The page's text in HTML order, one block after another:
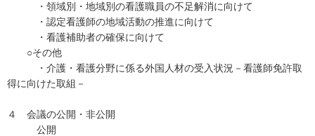
・領域別・地域別の看護職員の不足解消に向けて
・認定看護師の地域活動の推進に向けて
・看護補助者の確保に向けて
○その他
・介護・看護分野に係る外国人材の受入状況－看護師免許取
得に向けた取組－
４ 会議の公開・非公開
公開